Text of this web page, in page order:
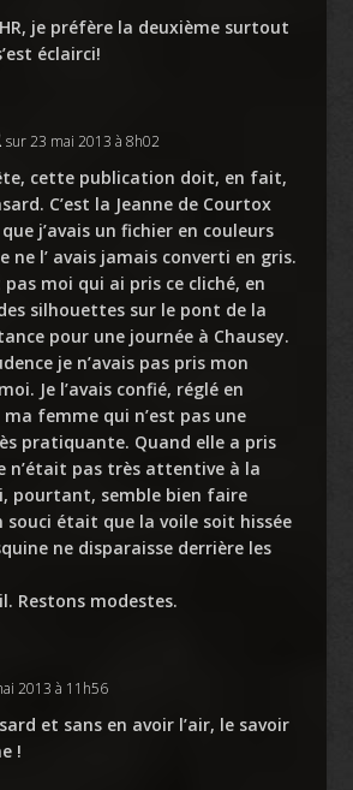
je préfère la deuxième surtout
éclairci!
sur 23 mai 2013 à 8h02
cette publication doit, en fait,
C’est la Jeanne de Courtox
j’avais un fichier en couleurs
ne l’ avais jamais converti en gris.
pas moi qui ai pris ce cliché, en
silhouettes sur le pont de la
pour une journée à Chausey.
je n’avais pas pris mon
Je l’avais confié, réglé en
femme qui n’est pas une
pratiquante. Quand elle a pris
n’était pas très attentive à la
pourtant, semble bien faire
souci était que la voile soit hissée
ne disparaisse derrière les
Restons modestes.
2013 à 11h56
et sans en avoir l’air, le savoir
!